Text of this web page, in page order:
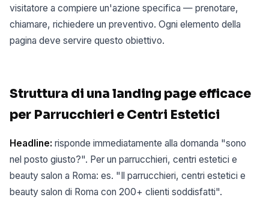
visitatore a compiere un'azione specifica — prenotare,
chiamare, richiedere un preventivo. Ogni elemento della
pagina deve servire questo obiettivo.
Struttura di una landing page efficace
per Parrucchieri e Centri Estetici
Headline: risponde immediatamente alla domanda "sono
nel posto giusto?". Per un parrucchieri, centri estetici e
beauty salon a Roma: es. "Il parrucchieri, centri estetici e
beauty salon di Roma con 200+ clienti soddisfatti".